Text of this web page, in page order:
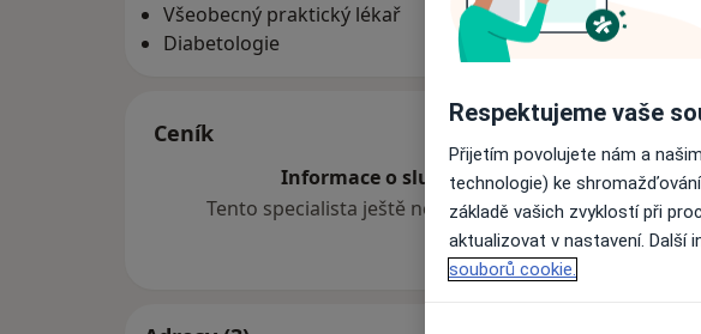
Všeobecný praktický lékař
Diabetologie
Ceník
Informace o službách a cenách nejsou k
Tento specialista ještě nepřidával žádné informace o
Respektujeme vaše
Přijetím povolujete nám a
technologie) ke
základě vašich zvyklostí při
aktualizovat v nastavení. Další
souborů cookie.